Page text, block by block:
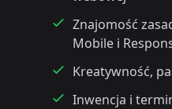
Znajomość
Mobile i
Kreatywność,
Inwencja i